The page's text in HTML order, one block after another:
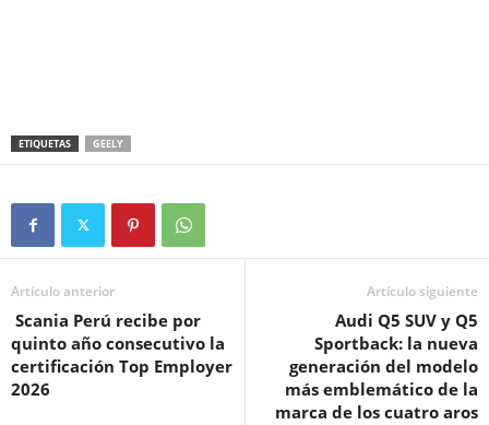
ETIQUETAS GEELY
Artículo anterior
Scania Perú recibe por
quinto año consecutivo la
certificación Top Employer
2026
Artículo siguiente
Audi Q5 SUV y Q5
Sportback: la nueva
generación del modelo
más emblemático de la
marca de los cuatro aros